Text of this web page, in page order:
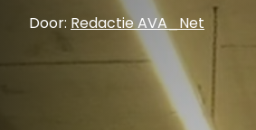
Door: Redactie AVA_Net